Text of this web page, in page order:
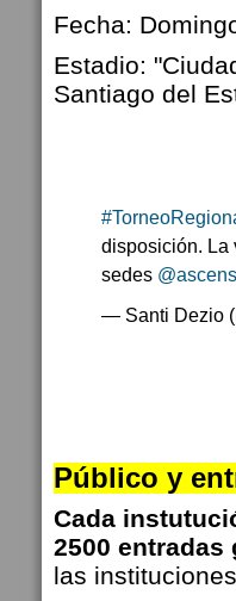
Fecha:
Estadio:
Santiago del
disposición. La
sedes
— Santi Dezio
Público y
Cada
2500 entradas
las